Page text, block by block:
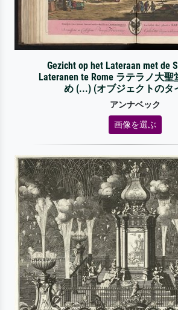
Gezicht op het Lateraan met de
Lateranen te Rome ラテラノ大
め (...) (オブジェクトのタ
アンナベック
画像を選ぶ